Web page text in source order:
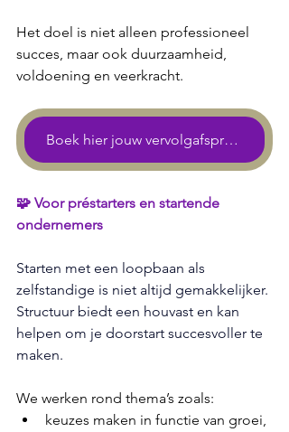
Het doel is niet alleen professioneel
succes, maar ook duurzaamheid,
voldoening en veerkracht.
Boek hier jouw vervolgafspraak
🧩 Voor préstarters en startende
ondernemers
Starten met een loopbaan als
zelfstandige is niet altijd gemakkelijker.
Structuur biedt een houvast en kan
helpen om je doorstart succesvoller te
maken.
We werken rond thema’s zoals:
keuzes maken in functie van groei,